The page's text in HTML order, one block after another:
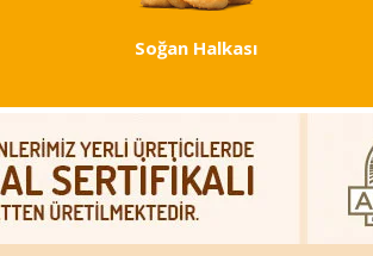
Soğan Halkası